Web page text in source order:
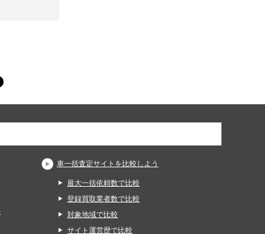
車一括査定サイトを比較しよう
最大一括依頼数で比較
登録買取業者数で比較
対象地域で比較
サイト運営歴で比較